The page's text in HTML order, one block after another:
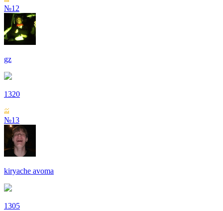
№12
gz
1320
№13
kiryache avoma
1305